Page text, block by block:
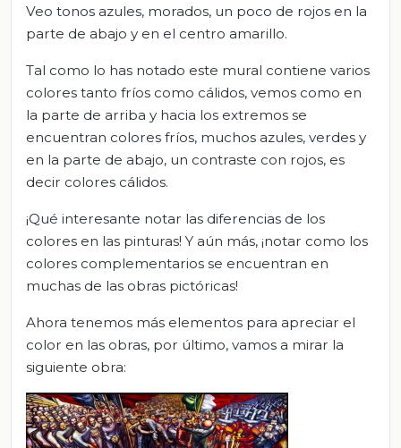
Veo tonos azules, morados, un poco de rojos en la
parte de abajo y en el centro amarillo.
Tal como lo has notado este mural contiene varios
colores tanto fríos como cálidos, vemos como en
la parte de arriba y hacia los extremos se
encuentran colores fríos, muchos azules, verdes y
en la parte de abajo, un contraste con rojos, es
decir colores cálidos.
¡Qué interesante notar las diferencias de los
colores en las pinturas! Y aún más, ¡notar como los
colores complementarios se encuentran en
muchas de las obras pictóricas!
Ahora tenemos más elementos para apreciar el
color en las obras, por último, vamos a mirar la
siguiente obra: